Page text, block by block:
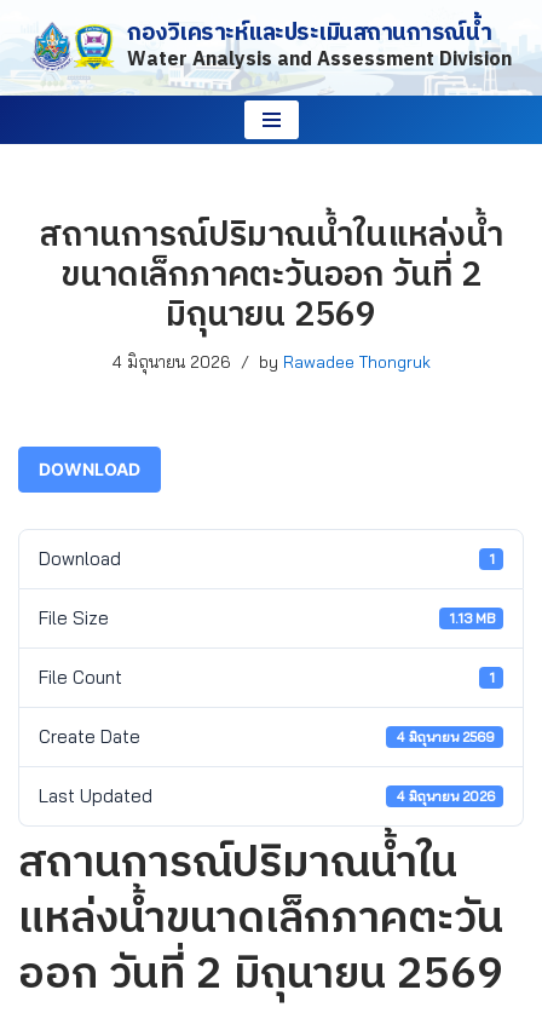
Skip
to
กองวิเคราะห์และประเมินสถานการณ์น้ำ
Water Analysis and Assessment Division
สถานการณ์ปริมาณน้ำในแหล่งน้ำ
ขนาดเล็กภาคตะวันออก วันที่ 2
มิถุนายน 2569
4 มิถุนายน 2026 by Rawadee Thongruk
DOWNLOAD
Download 1
File Size 1.13 MB
File Count 1
Create Date 4 มิถุนายน 2569
Last Updated 4 มิถุนายน 2026
สถานการณ์ปริมาณน้ำใน
แหล่งน้ำขนาดเล็กภาคตะวัน
ออก วันที่ 2 มิถุนายน 2569